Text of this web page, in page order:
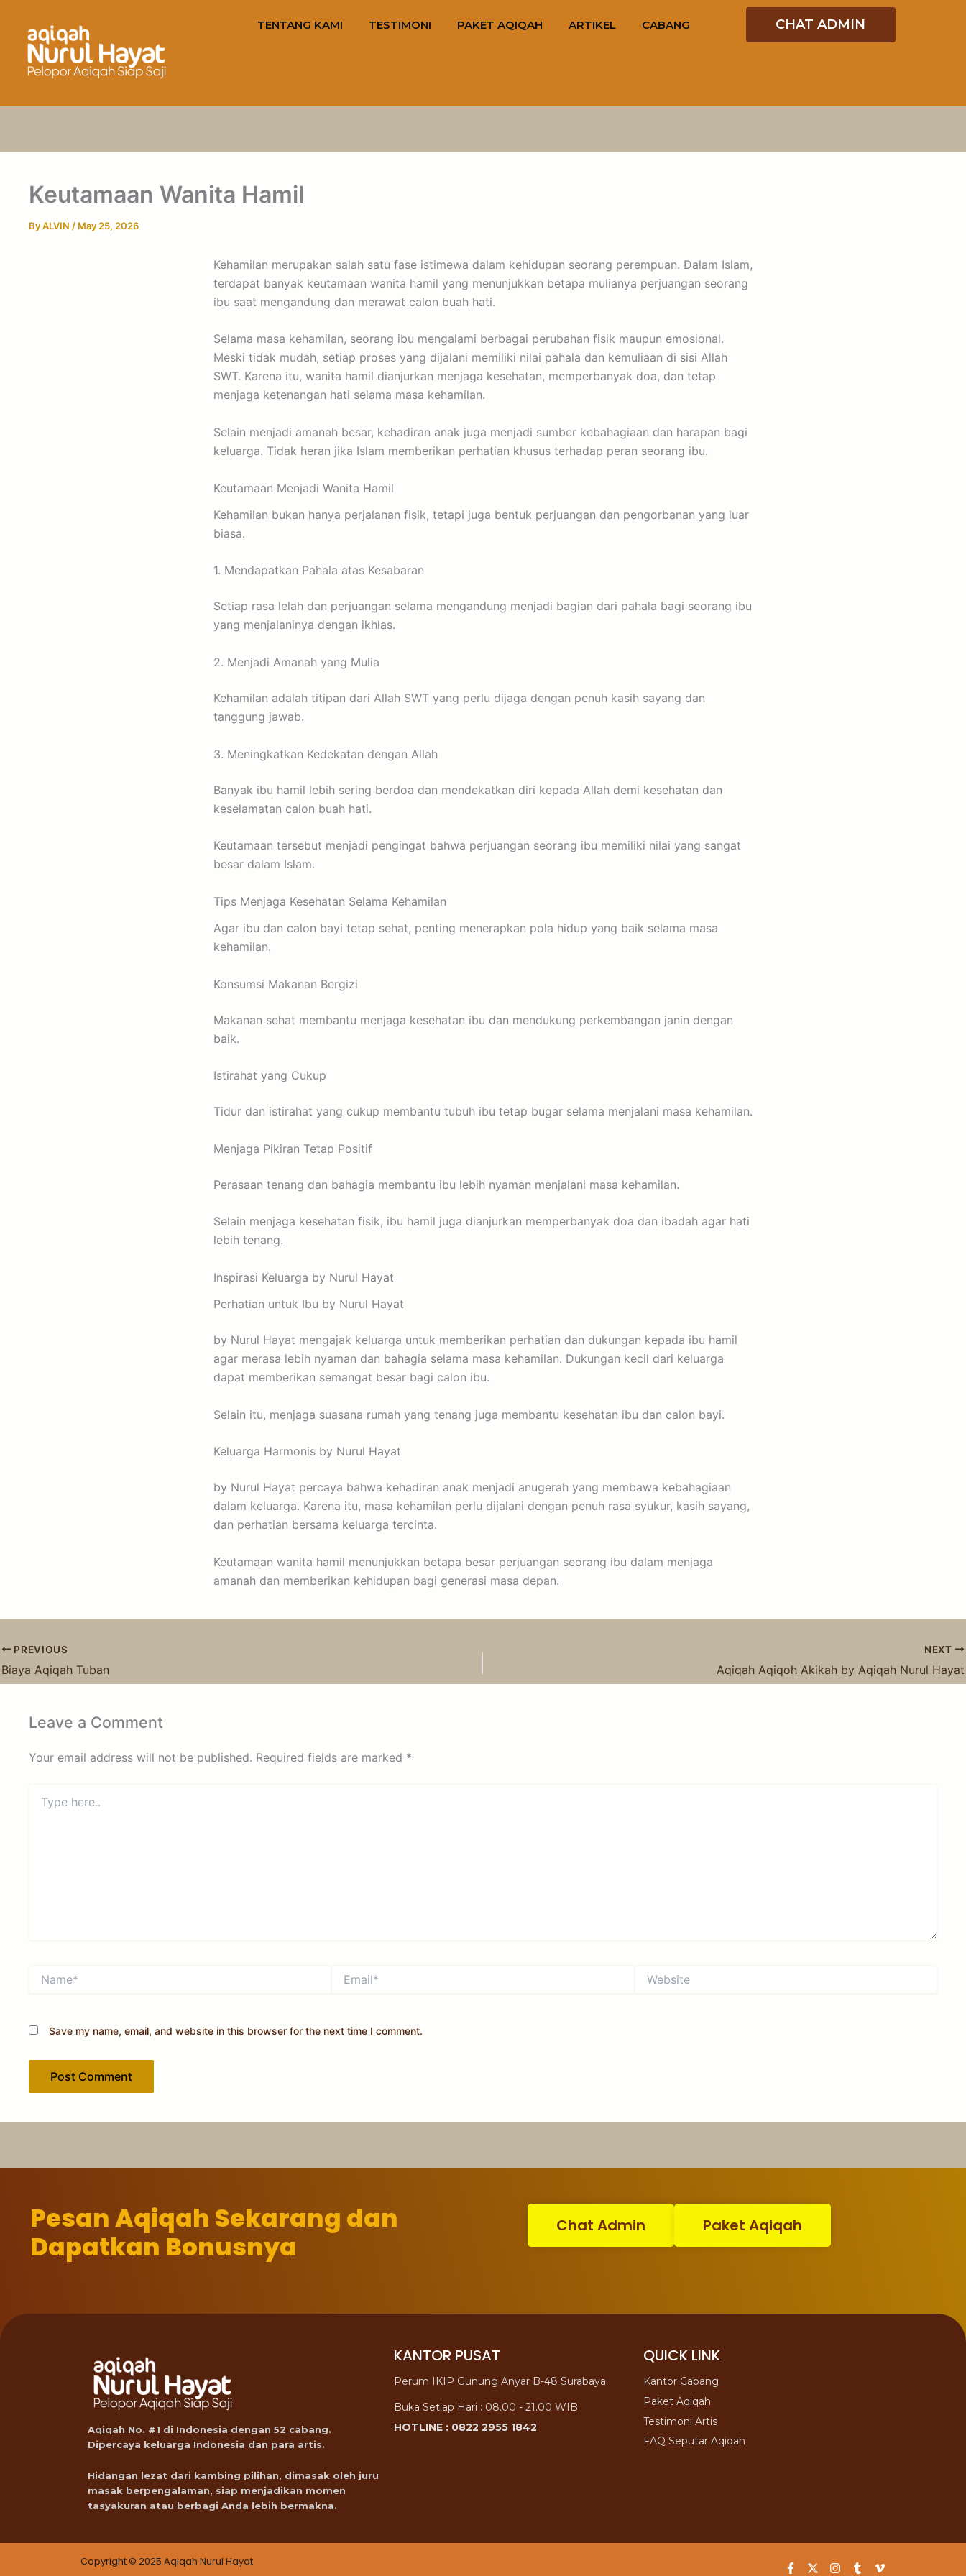
TENTANG KAMI TESTIMONI PAKET AQIQAH ARTIKEL CABANG CHAT ADMIN
Keutamaan Wanita Hamil
ByALVIN / May 25, 2026
Kehamilan merupakan salah satu fase istimewa dalam kehidupan seorang perempuan. Dalam Islam,
terdapat banyak keutamaan wanita hamil yang menunjukkan betapa mulianya perjuangan seorang
ibu saat mengandung dan merawat calon buah hati.
Selama masa kehamilan, seorang ibu mengalami berbagai perubahan fisik maupun emosional.
Meski tidak mudah, setiap proses yang dijalani memiliki nilai pahala dan kemuliaan di sisi Allah
SWT. Karena itu, wanita hamil dianjurkan menjaga kesehatan, memperbanyak doa, dan tetap
menjaga ketenangan hati selama masa kehamilan.
Selain menjadi amanah besar, kehadiran anak juga menjadi sumber kebahagiaan dan harapan bagi
keluarga. Tidak heran jika Islam memberikan perhatian khusus terhadap peran seorang ibu.
Keutamaan Menjadi Wanita Hamil
Kehamilan bukan hanya perjalanan fisik, tetapi juga bentuk perjuangan dan pengorbanan yang luar
biasa.
1. Mendapatkan Pahala atas Kesabaran
Setiap rasa lelah dan perjuangan selama mengandung menjadi bagian dari pahala bagi seorang ibu
yang menjalaninya dengan ikhlas.
2. Menjadi Amanah yang Mulia
Kehamilan adalah titipan dari Allah SWT yang perlu dijaga dengan penuh kasih sayang dan
tanggung jawab.
3. Meningkatkan Kedekatan dengan Allah
Banyak ibu hamil lebih sering berdoa dan mendekatkan diri kepada Allah demi kesehatan dan
keselamatan calon buah hati.
Keutamaan tersebut menjadi pengingat bahwa perjuangan seorang ibu memiliki nilai yang sangat
besar dalam Islam.
Tips Menjaga Kesehatan Selama Kehamilan
Agar ibu dan calon bayi tetap sehat, penting menerapkan pola hidup yang baik selama masa
kehamilan.
Konsumsi Makanan Bergizi
Makanan sehat membantu menjaga kesehatan ibu dan mendukung perkembangan janin dengan
baik.
Istirahat yang Cukup
Tidur dan istirahat yang cukup membantu tubuh ibu tetap bugar selama menjalani masa kehamilan.
Menjaga Pikiran Tetap Positif
Perasaan tenang dan bahagia membantu ibu lebih nyaman menjalani masa kehamilan.
Selain menjaga kesehatan fisik, ibu hamil juga dianjurkan memperbanyak doa dan ibadah agar hati
lebih tenang.
Inspirasi Keluarga by Nurul Hayat
Perhatian untuk Ibu by Nurul Hayat
by Nurul Hayat mengajak keluarga untuk memberikan perhatian dan dukungan kepada ibu hamil
agar merasa lebih nyaman dan bahagia selama masa kehamilan. Dukungan kecil dari keluarga
dapat memberikan semangat besar bagi calon ibu.
Selain itu, menjaga suasana rumah yang tenang juga membantu kesehatan ibu dan calon bayi.
Keluarga Harmonis by Nurul Hayat
by Nurul Hayat percaya bahwa kehadiran anak menjadi anugerah yang membawa kebahagiaan
dalam keluarga. Karena itu, masa kehamilan perlu dijalani dengan penuh rasa syukur, kasih sayang,
dan perhatian bersama keluarga tercinta.
Keutamaan wanita hamil menunjukkan betapa besar perjuangan seorang ibu dalam menjaga
amanah dan memberikan kehidupan bagi generasi masa depan.
PREVIOUS
Biaya Aqiqah Tuban
NEXT
Aqiqah Aqiqoh Akikah by Aqiqah Nurul Hayat
Leave a Comment
Your email address will not be published. Required fields are marked *
here..
Save my name, email, and website in this browser for the next time I comment.
Pesan Aqiqah Sekarang dan
Dapatkan Bonusnya
Chat Admin Paket Aqiqah
Aqiqah No. #1 di Indonesia dengan 52 cabang.
Dipercaya keluarga Indonesia dan para artis.
Hidangan lezat dari kambing pilihan, dimasak oleh juru
masak berpengalaman, siap menjadikan momen
tasyakuran atau berbagi Anda lebih bermakna.
KANTOR PUSAT
Perum IKIP Gunung Anyar B-48 Surabaya.
Buka Setiap Hari : 08.00 - 21.00 WIB
HOTLINE : 0822 2955 1842
QUICK LINK
Kantor Cabang
Paket Aqiqah
Testimoni Artis
FAQ Seputar Aqiqah
Copyright © 2025 Aqiqah Nurul Hayat
F
X
I
T
V